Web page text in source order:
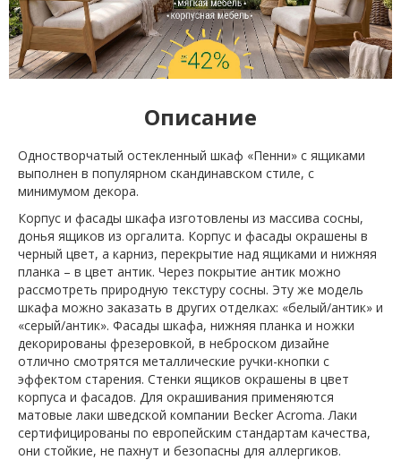
Описание
Одностворчатый остекленный шкаф «Пенни» с ящиками
выполнен в популярном скандинавском стиле, с
минимумом декора.
Корпус и фасады шкафа изготовлены из массива сосны,
донья ящиков из оргалита. Корпус и фасады окрашены в
черный цвет, а карниз, перекрытие над ящиками и нижняя
планка – в цвет антик. Через покрытие антик можно
рассмотреть природную текстуру сосны. Эту же модель
шкафа можно заказать в других отделках: «белый/антик» и
«серый/антик». Фасады шкафа, нижняя планка и ножки
декорированы фрезеровкой, в неброском дизайне
отлично смотрятся металлические ручки-кнопки с
эффектом старения. Стенки ящиков окрашены в цвет
корпуса и фасадов. Для окрашивания применяются
матовые лаки шведской компании Becker Acromа. Лаки
сертифицированы по европейским стандартам качества,
они стойкие, не пахнут и безопасны для аллергиков.